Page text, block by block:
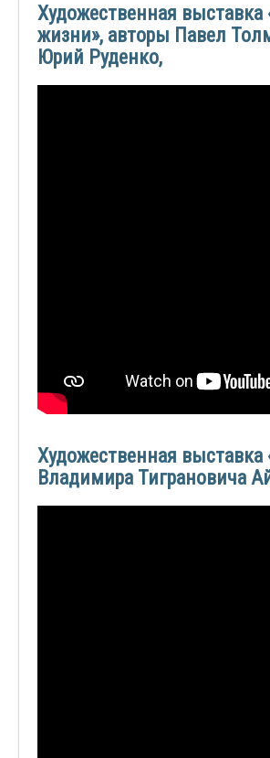
Художественная выставка
жизни», авторы Павел
Юрий Руденко,
Художественная
Владимира Тиграновича